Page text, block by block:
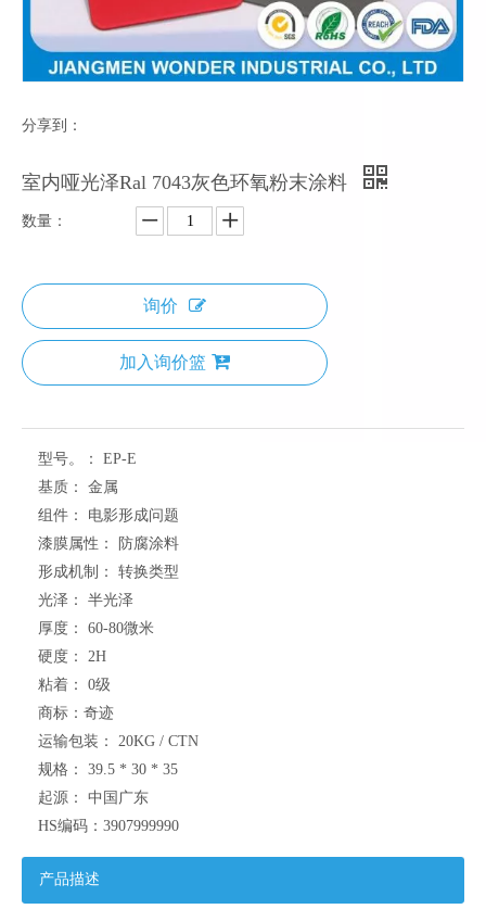
分享到：
室内哑光泽Ral 7043灰色环氧粉末涂料
数量：
询价
加入询价篮
型号。：
EP-E
基质：
金属
组件：
电影形成问题
漆膜属性：
防腐涂料
形成机制：
转换类型
光泽：
半光泽
厚度：
60-80微米
硬度：
2H
粘着：
0级
商标： 奇迹
运输包装：
20KG / CTN
规格：
39.5 * 30 * 35
起源：
中国广东
HS编码： 3907999990
产品描述